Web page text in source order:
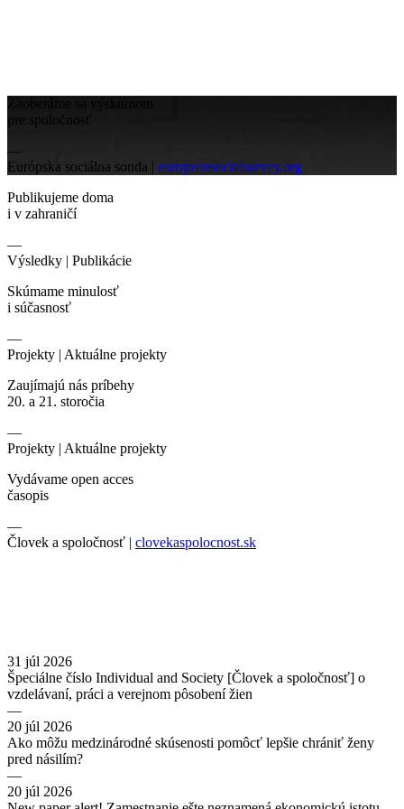
pre spoločnosť
—
Európska sociálna sonda | europeansocialsurvey.org
Publikujeme doma
i v zahraničí
—
Výsledky | Publikácie
Skúmame minulosť
i súčasnosť
—
Projekty | Aktuálne projekty
Zaujímajú nás príbehy
20. a 21. storočia
—
Projekty | Aktuálne projekty
Vydávame open acces
časopis
—
Človek a spoločnosť | clovekaspolocnost.sk
31 júl 2026
Špeciálne číslo Individual and Society [Človek a spoločnosť] o
vzdelávaní, práci a verejnom pôsobení žien
—
20 júl 2026
Ako môžu medzinárodné skúsenosti pomôcť lepšie chrániť ženy
pred násilím?
—
20 júl 2026